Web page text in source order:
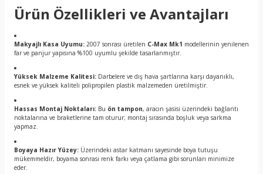
Ürün Özellikleri ve Avantajları
Makyajlı Kasa Uyumu: 2007 sonrası üretilen C-Max Mk1 modellerinin yenilenen
far ve panjur yapısına %100 uyumlu şekilde tasarlanmıştır.
Yüksek Malzeme Kalitesi: Darbelere ve dış hava şartlarına karşı dayanıklı,
esnek ve yüksek kaliteli polipropilen plastik malzemeden üretilmiştir.
Hassas Montaj Noktaları: Bu ön tampon, aracın şasisi üzerindeki bağlantı
noktalarına ve braketlerine tam oturur; montaj sırasında boşluk veya sarkma
yapmaz.
Boyaya Hazır Yüzey: Üzerindeki astar katmanı sayesinde boya tutuşu
mükemmeldir, boyama sonrası renk farkı veya çatlama gibi sorunları minimize
eder.